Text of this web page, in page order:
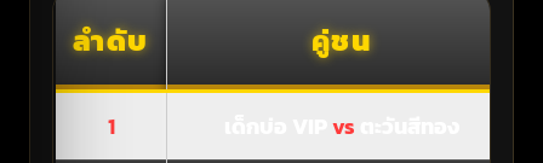
ลำดับ คู่ชน
1 vs